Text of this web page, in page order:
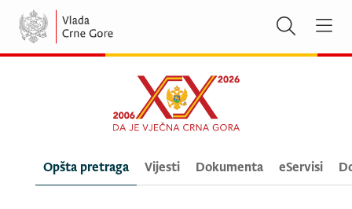
Opšta pretraga Vijesti Dokumenta eServisi